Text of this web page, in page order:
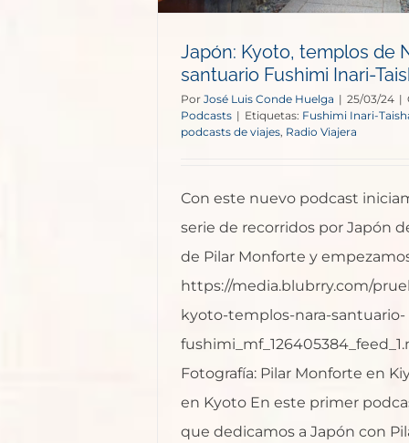
Japón: Kyoto, templos de
santuario Fushimi Inari-
Por José Luis Conde Huelga | 25/03/24 |
Podcasts | Etiquetas: Fushimi Inari-
podcasts de viajes, Radio Viajera
Con este nuevo podcast
serie de recorridos por Japón
de Pilar Monforte y
https://media.blubrry.com/
kyoto-templos-nara-santuario-
Fotografía: Pilar Monforte en
en Kyoto En este primer
que dedicamos a Japón con